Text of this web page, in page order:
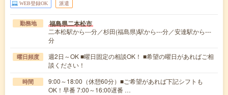
WEB登録OK 派遣
勤務地 福島県二本松市
二本松駅から---分／杉田(福島県)駅から---分／安達駅から---
分
曜日頻度
週2日～OK ■曜日固定の相談OK！ ■希望の曜日があればご相
談ください！
時間
9:00～18:00（休憩60分）■ご希望があれば下記シフトも
OK！早番 7:00～16:00遅番 …